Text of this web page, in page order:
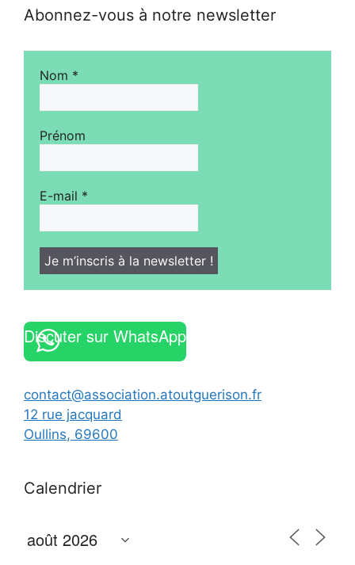
Abonnez-vous à notre newsletter
Nom *
Prénom
E-mail *
Discuter sur WhatsApp
contact@association.atoutguerison.fr
12 rue jacquard
Oullins, 69600
Calendrier